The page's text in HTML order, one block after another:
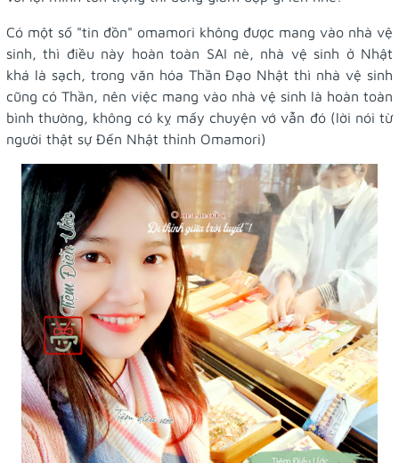
Có một số "tin đồn" omamori không được mang vào nhà vệ
sinh, thì điều này hoàn toàn SAI nè, nhà vệ sinh ở Nhật
khá là sạch, trong văn hóa Thần Đạo Nhật thì nhà vệ sinh
cũng có Thần, nên việc mang vào nhà vệ sinh là hoàn toàn
bình thường, không có kỵ mấy chuyện vớ vẫn đó (lời nói từ
người thật sự Đến Nhật thỉnh Omamori)